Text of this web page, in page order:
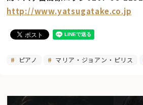
http://www.yatsugatake.co.jp
ピアノ マリア・ジョアン・ピリス